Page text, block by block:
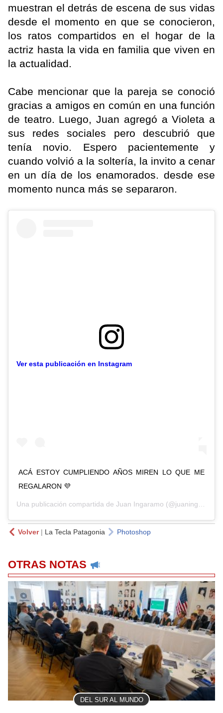
muestran el detrás de escena de sus vidas
desde el momento en que se conocieron,
los ratos compartidos en el hogar de la
actriz hasta la vida en familia que viven en
la actualidad.
Cabe mencionar que la pareja se conoció
gracias a amigos en común en una función
de teatro. Luego, Juan agregó a Violeta a
sus redes sociales pero descubrió que
tenía novio. Espero pacientemente y
cuando volvió a la soltería, la invito a cenar
en un día de los enamorados. desde ese
momento nunca más se separaron.
Ver esta publicación en Instagram
ACÁ ESTOY CUMPLIENDO AÑOS MIREN LO QUE ME
REGALARON 💜
Una publicación compartida de Juan Ingaramo (@juaningaramo) el
Volver| La Tecla Patagonia Photoshop
OTRAS NOTAS
DEL SUR AL MUNDO